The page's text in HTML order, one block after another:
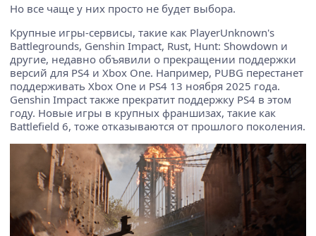
Но все чаще у них просто не будет выбора.
Крупные игры-сервисы, такие как PlayerUnknown's
Battlegrounds, Genshin Impact, Rust, Hunt: Showdown и
другие, недавно объявили о прекращении поддержки
версий для PS4 и Xbox One. Например, PUBG перестанет
поддерживать Xbox One и PS4 13 ноября 2025 года.
Genshin Impact также прекратит поддержку PS4 в этом
году. Новые игры в крупных франшизах, такие как
Battlefield 6, тоже отказываются от прошлого поколения.